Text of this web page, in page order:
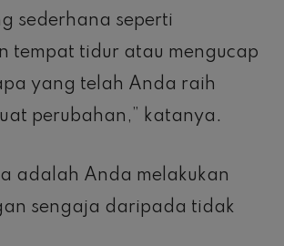
sederhana seperti
tempat tidur atau mengucap
yang telah Anda raih
perubahan,” katanya.
adalah Anda melakukan
sengaja daripada tidak